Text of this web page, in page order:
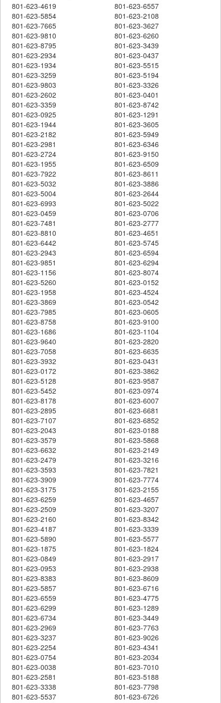
801-623-4619
801-623-6557
801-623-5854
801-623-2108
801-623-7665
801-623-3627
801-623-9810
801-623-6260
801-623-8795
801-623-3439
801-623-2934
801-623-0437
801-623-1934
801-623-5515
801-623-3259
801-623-5194
801-623-9803
801-623-3326
801-623-2602
801-623-0401
801-623-3359
801-623-8742
801-623-0925
801-623-1291
801-623-1944
801-623-3605
801-623-2182
801-623-5949
801-623-2981
801-623-6346
801-623-2724
801-623-9150
801-623-1955
801-623-6509
801-623-7922
801-623-8611
801-623-5032
801-623-3886
801-623-5004
801-623-2644
801-623-6993
801-623-5022
801-623-0459
801-623-0706
801-623-7481
801-623-2777
801-623-8810
801-623-4651
801-623-6442
801-623-5745
801-623-2943
801-623-6594
801-623-9851
801-623-6294
801-623-1156
801-623-8074
801-623-5260
801-623-0152
801-623-1958
801-623-4524
801-623-3869
801-623-0542
801-623-7985
801-623-0605
801-623-8758
801-623-9100
801-623-1686
801-623-1104
801-623-9640
801-623-2820
801-623-7058
801-623-6635
801-623-3932
801-623-0431
801-623-0172
801-623-3862
801-623-5128
801-623-9587
801-623-5452
801-623-0974
801-623-8178
801-623-6007
801-623-2895
801-623-6681
801-623-7107
801-623-6852
801-623-2043
801-623-0188
801-623-3579
801-623-5868
801-623-6632
801-623-2149
801-623-2479
801-623-3216
801-623-3593
801-623-7821
801-623-3909
801-623-7774
801-623-3175
801-623-2155
801-623-6259
801-623-4657
801-623-2509
801-623-3207
801-623-2160
801-623-8342
801-623-4187
801-623-3339
801-623-5890
801-623-5577
801-623-1875
801-623-1824
801-623-0849
801-623-2917
801-623-0953
801-623-2938
801-623-8383
801-623-8609
801-623-5857
801-623-6716
801-623-6559
801-623-4775
801-623-6299
801-623-1289
801-623-6734
801-623-3449
801-623-2969
801-623-7763
801-623-3237
801-623-9026
801-623-2254
801-623-4341
801-623-0754
801-623-2034
801-623-0038
801-623-7010
801-623-2581
801-623-5188
801-623-3338
801-623-7798
801-623-5537
801-623-6726